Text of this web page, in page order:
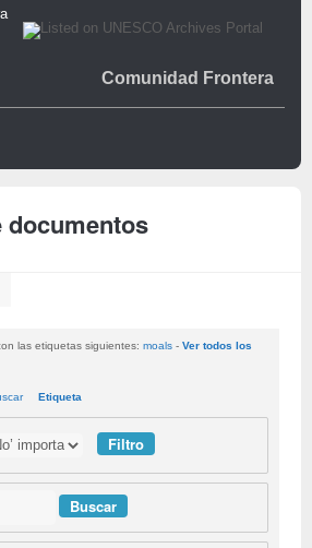
Comunidad Frontera
las etiquetas siguientes: moals - Ver todos los
Etiqueta